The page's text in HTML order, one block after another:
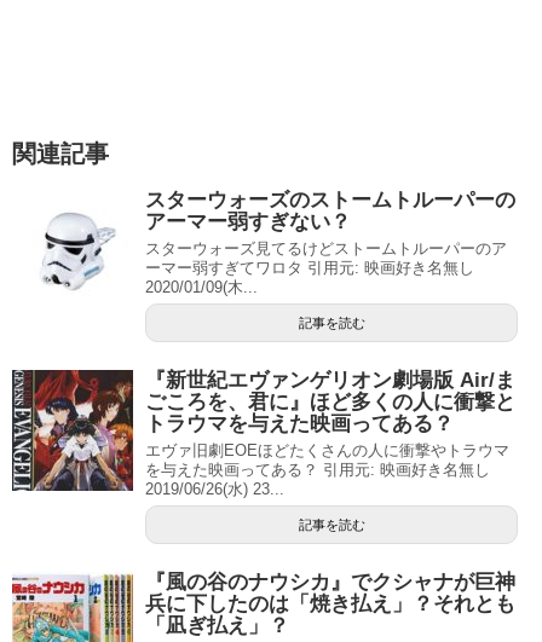
関連記事
スターウォーズのストームトルーパーの
アーマー弱すぎない？
スターウォーズ見てるけどストームトルーパーのア
ーマー弱すぎてワロタ 引用元: 映画好き名無し
2020/01/09(木...
記事を読む
『新世紀エヴァンゲリオン劇場版 Air/ま
ごころを、君に』ほど多くの人に衝撃と
トラウマを与えた映画ってある？
エヴァ旧劇EOEほどたくさんの人に衝撃やトラウマ
を与えた映画ってある？ 引用元: 映画好き名無し
2019/06/26(水) 23...
記事を読む
『風の谷のナウシカ』でクシャナが巨神
兵に下したのは「焼き払え」？それとも
「凪ぎ払え」？